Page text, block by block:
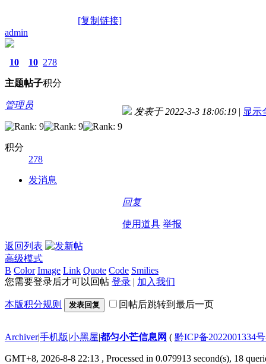
[复制链接]
admin
10
主题
10
帖子
278
积分
管理员
积分
278
发消息
发表于 2022-3-3 18:06:19 | 显示
回复
使用道具 举报
返回列表
高级模式
B Color Image Link Quote Code Smilies
您需要登录后才可以回帖 登录 | 加入我们
本版积分规则 发表回复 回帖后跳转到最后一页
Archiver|手机版|小黑屋|都匀小芒信息网 ( 黔ICP备2022001334
GMT+8, 2026-8-8 22:13 , Processed in 0.079913 second(s), 18